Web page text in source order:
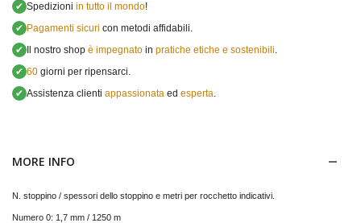
✔ Spedizioni in tutto il mondo!
✔ Pagamenti sicuri con metodi affidabili.
✔ Il nostro shop è impegnato in pratiche etiche e sostenibili
✔ 60 giorni per ripensarci.
✔ Assistenza clienti appassionata ed esperta
MORE INFO
N. stoppino / spessori dello stoppino e metri per rocchetto indicativi.
Numero 0: 1,7 mm / 1250 m